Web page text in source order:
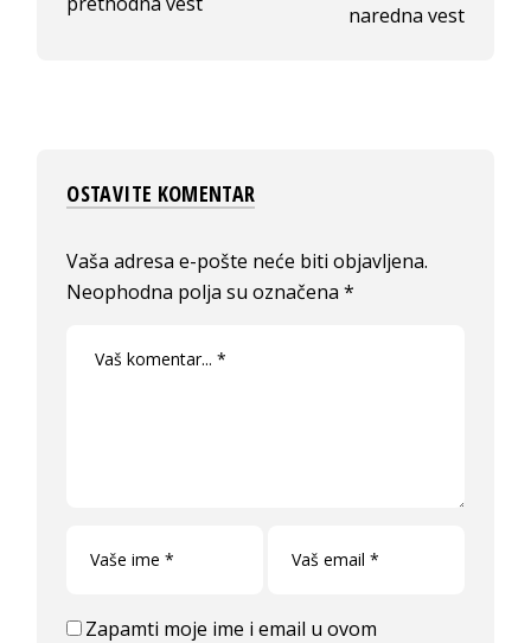
naredna vest
OSTAVITE KOMENTAR
Vaša adresa e-pošte neće biti objavljena.
Neophodna polja su označena*
Zapamti moje ime i email u ovom